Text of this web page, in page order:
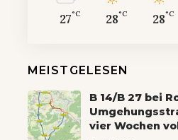
27°C 28°C 28°C
MEISTGELESEN
B 14/B 27 bei
vier Wochen